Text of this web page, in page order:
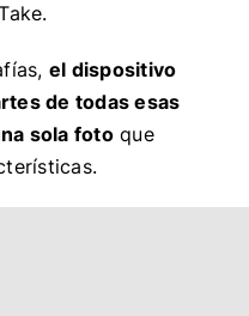
.
el dispositivo
de todas esas
sola fotoque